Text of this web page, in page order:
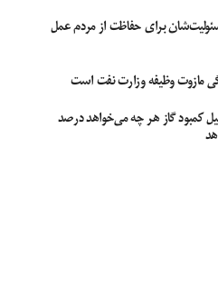
برای حفاظت از مردم عمل
مازوت وظیفه وزارت نفت است
کمبود گاز هر چه می‌خواهد درصد